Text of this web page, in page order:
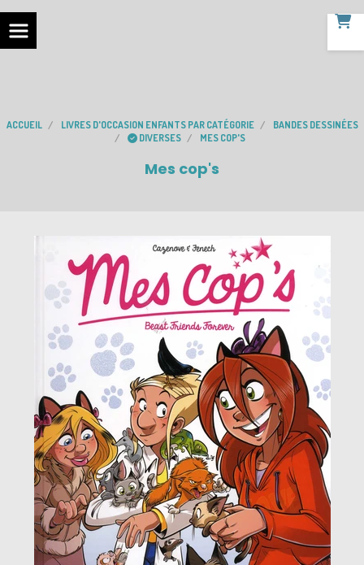
ACCUEIL LIVRES D'OCCASION ENFANTS PAR CATÉGORIE
BANDES DESSINÉES
DIVERSES
MES COP'S
Mes cop's